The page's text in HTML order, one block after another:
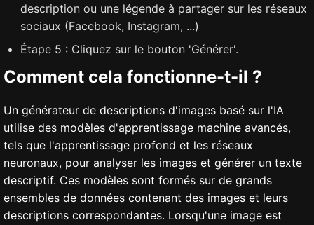
description ou une légende à partager sur les réseaux
sociaux (Facebook, Instagram, ...)
Étape 5 : Cliquez sur le bouton 'Générer'.
Comment cela fonctionne-t-il ?
Un générateur de descriptions d'images basé sur l'IA
utilise des modèles d'apprentissage machine avancés,
tels que l'apprentissage profond et les réseaux
neuronaux, pour analyser les images et générer un texte
descriptif. Ces modèles sont formés sur de grands
ensembles de données contenant des images et leurs
descriptions correspondantes. Lorsqu'une image est